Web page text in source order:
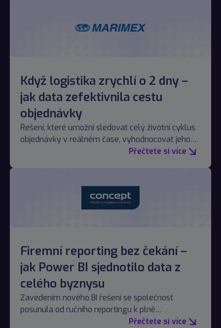
Když logistika zrychlí o 2 dny –
jak data zefektivnila cestu
objednávky
Řešení, které umožní sledovat celý životní cyklus
objednávky v reálném čase, vyhodnocovat jeho
efektivitu a odhalovat úzká místa.Přečtete si více
Firemní reporting bez čekání –
jak Power BI sjednotilo data z
celého byznysu
Zavedením nového BI řešení se společnost
posunula od ručního reportingu k plně
automatizovanému řízení obchodu.Přečtete si více